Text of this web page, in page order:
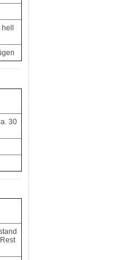
30